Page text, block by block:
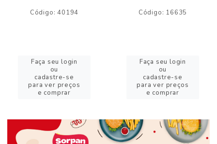
Código: 40194
Faça seu login
ou
cadastre-se
para ver preços
e comprar
Código: 16635
Faça seu login
ou
cadastre-se
para ver preços
e comprar